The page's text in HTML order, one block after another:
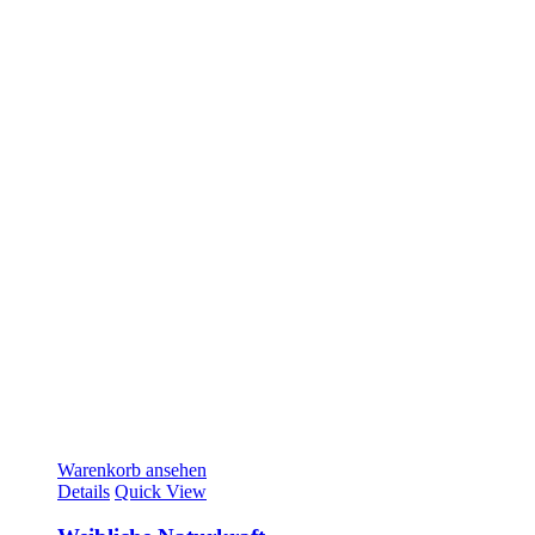
Warenkorb ansehen
Details Quick View